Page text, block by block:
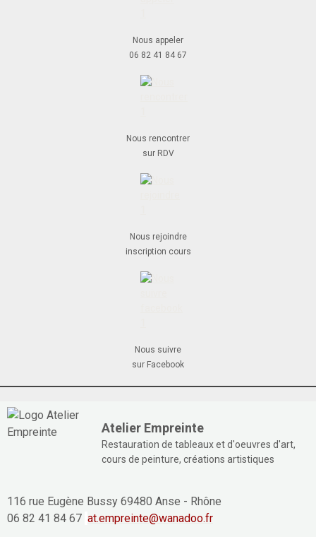
Nous appeler
06 82 41 84 67
Nous rencontrer
sur RDV
Nous rejoindre
inscription cours
Nous suivre
sur Facebook
Atelier Empreinte
Restauration de tableaux et d'oeuvres d'art,
cours de peinture, créations artistiques
116 rue Eugène Bussy 69480 Anse - Rhône
06 82 41 84 67 at.empreinte@wanadoo.fr